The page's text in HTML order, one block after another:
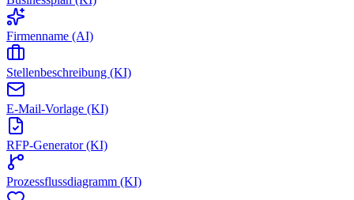
Firmenname (AI)
Stellenbeschreibung (KI)
E-Mail-Vorlage (KI)
RFP-Generator (KI)
Prozessflussdiagramm (KI)